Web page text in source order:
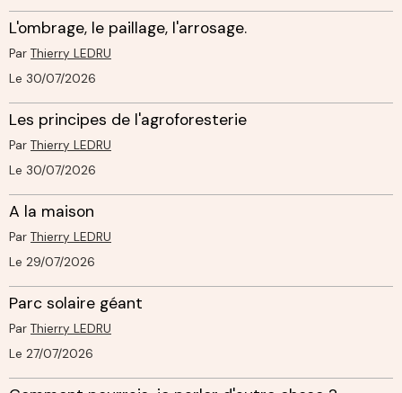
L'ombrage, le paillage, l'arrosage.
Par Thierry LEDRU
Le 30/07/2026
Les principes de l'agroforesterie
Par Thierry LEDRU
Le 30/07/2026
A la maison
Par Thierry LEDRU
Le 29/07/2026
Parc solaire géant
Par Thierry LEDRU
Le 27/07/2026